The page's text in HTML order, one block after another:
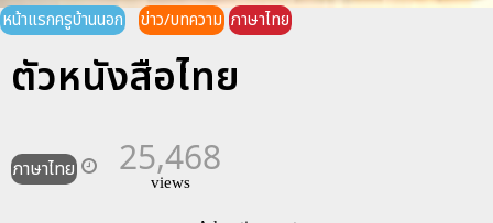
หน้าแรกครูบ้านนอก ข่าว/บทความ ภาษาไทย
ตัวหนังสือไทย
ภาษาไทย 25,468
views